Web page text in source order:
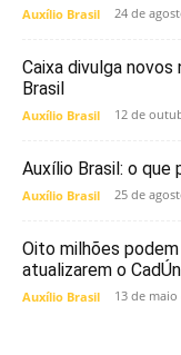
Auxílio Brasil 24 de
Caixa divulga
Brasil
Auxílio Brasil 12 de
Auxílio Brasil: o
Auxílio Brasil 25 de
Oito milhões
atualizarem o
Auxílio Brasil 13 de maio